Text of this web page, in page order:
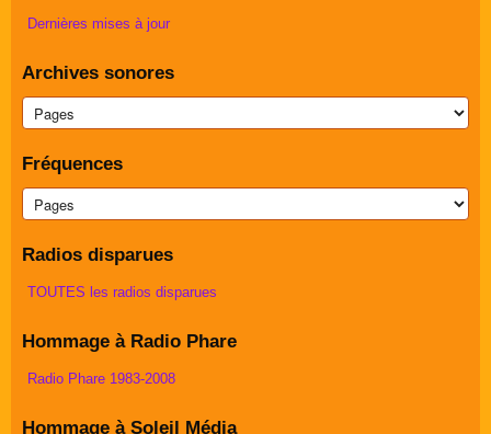
Dernières mises à jour
Archives sonores
Fréquences
Radios disparues
TOUTES les radios disparues
Hommage à Radio Phare
Radio Phare 1983-2008
Hommage à Soleil Média